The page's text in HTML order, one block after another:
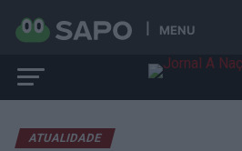
MENU
ATUALIDADE